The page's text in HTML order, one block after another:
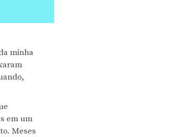
minha
em um
Meses